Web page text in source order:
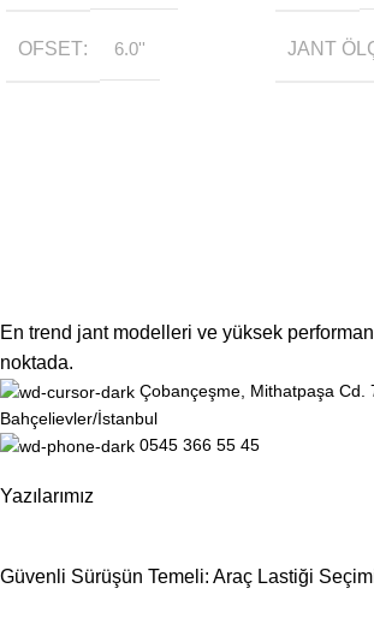
OFSET 6.0'' JANT
En trend jant modelleri ve yüksek
noktada.
Çobançeşme, Mithatpaşa Cd.
Bahçelievler/İstanbul
0545 366 55 45
Yazılarımız
Güvenli Sürüşün Temeli: Araç Lastiği